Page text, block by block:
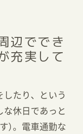
辺ででき
充実して
たり、という
休日であっと
）。電車通勤な